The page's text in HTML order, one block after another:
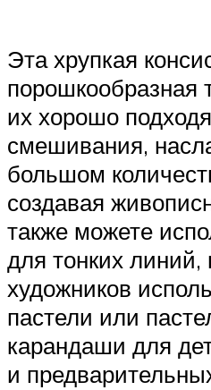
Эта хрупкая
порошкообразная
их хорошо
смешивания,
большом
создавая
также можете
для тонких
художников
пастели или
карандаши для
и